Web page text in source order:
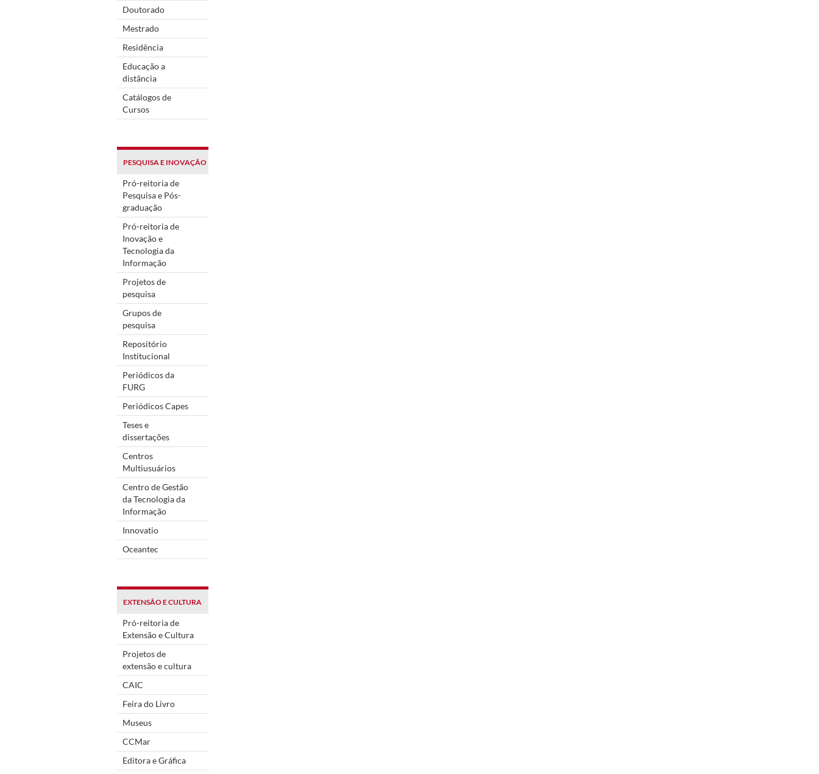
Doutorado
Mestrado
Residência
Educação a
distância
Catálogos de
Cursos
PESQUISA E INOVAÇÃO
Pró-reitoria de
Pesquisa e Pós-
graduação
Pró-reitoria de
Inovação e
Tecnologia da
Informação
Projetos de
pesquisa
Grupos de
pesquisa
Repositório
Institucional
Periódicos da
FURG
Periódicos Capes
Teses e
dissertações
Centros
Multiusuários
Centro de Gestão
da Tecnologia da
Informação
Innovatio
Oceantec
EXTENSÃO E CULTURA
Pró-reitoria de
Extensão e Cultura
Projetos de
extensão e cultura
CAIC
Feira do Livro
Museus
CCMar
Editora e Gráfica